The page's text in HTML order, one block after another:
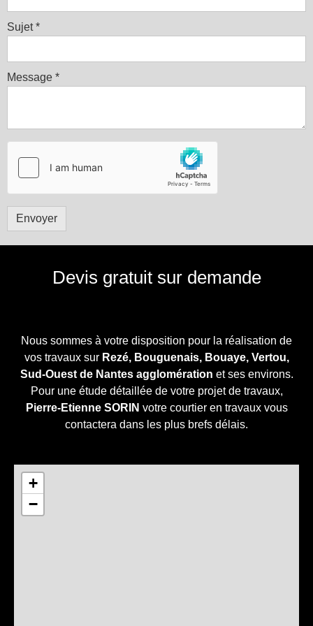
Sujet*
Message *
Envoyer
Devis gratuit sur demande
Nous sommes à votre disposition pour la réalisation de
vos travaux sur Rezé, Bouguenais, Bouaye, Vertou,
Sud-Ouest de Nantes agglomération et ses environs.
Pour une étude détaillée de votre projet de travaux,
Pierre-Etienne SORIN votre courtier en travaux vous
contactera dans les plus brefs délais.
+
−